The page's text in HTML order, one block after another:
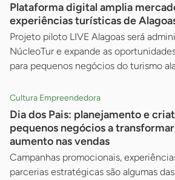
Plataforma digital amplia
experiências turísticas de
Projeto piloto LIVE Alagoas será
NúcleoTur e expande as
para pequenos negócios do turismo
Cultura Empreendedora
Dia dos Pais: planejamento e
pequenos negócios a
aumento nas vendas
Campanhas promocionais,
parcerias estratégicas são algumas